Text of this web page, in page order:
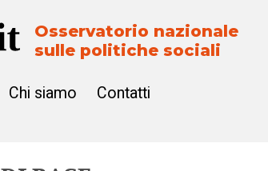
Osservatorio nazionale
sulle politiche sociali
Chi siamo Contatti